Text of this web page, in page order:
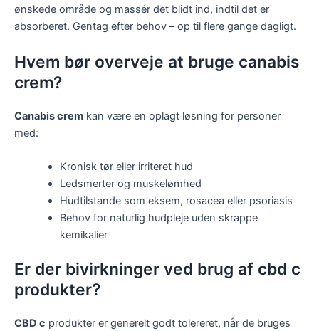
ønskede område og massér det blidt ind, indtil det er
absorberet. Gentag efter behov – op til flere gange dagligt.
Hvem bør overveje at bruge canabis
crem?
Canabis crem kan være en oplagt løsning for personer
med:
Kronisk tør eller irriteret hud
Ledsmerter og muskelømhed
Hudtilstande som eksem, rosacea eller psoriasis
Behov for naturlig hudpleje uden skrappe
kemikalier
Er der bivirkninger ved brug af cbd c
produkter?
CBD c produkter er generelt godt tolereret, når de bruges